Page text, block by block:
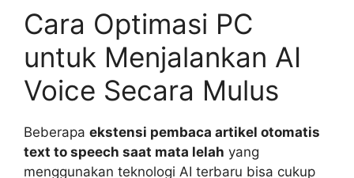
Cara Optimasi PC
untuk Menjalankan AI
Voice Secara Mulus
Beberapa ekstensi pembaca artikel otomatis
text to speech saat mata lelah yang
menggunakan teknologi AI terbaru bisa cukup